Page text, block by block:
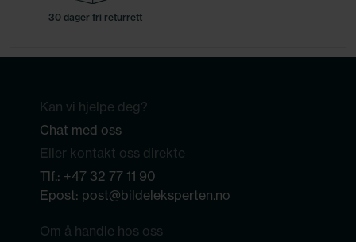
30 dager fri returrett
Kan vi hjelpe deg?
Chat med oss
Eller kontakt oss direkte
Tlf.: +47 32 77 11 90
Epost: post@bildeleksperten.no
Om å handle hos oss